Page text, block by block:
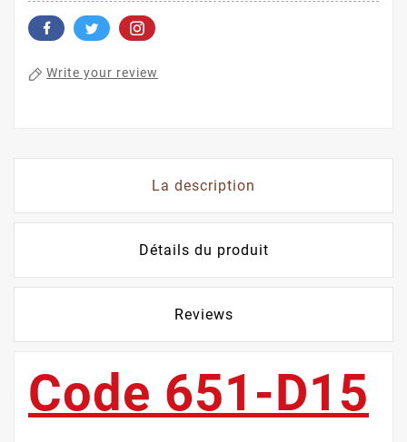
Write your review
La description
Détails du produit
Reviews
Code 651-D15